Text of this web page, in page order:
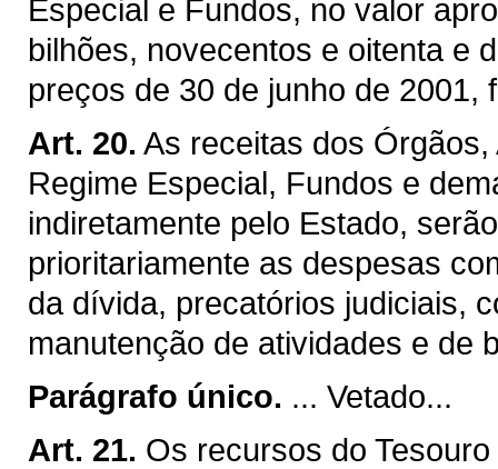
Especial e Fundos, no valor
bilhões, novecentos e oitenta e
preços de 30 de junho de 2001,
Art. 20. As receitas dos
Regime Especial, Fundos e
indiretamente pelo Estado,
prioritariamente as despesas
da dívida, precatórios judiciais,
manutenção de atividades e de
Parágrafo único. ... Vetado...
Art. 21. Os recursos do